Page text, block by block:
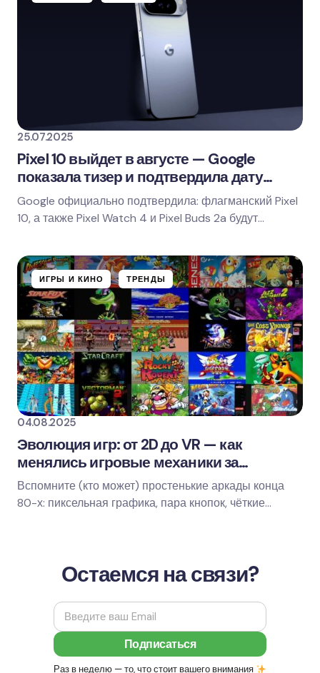
25.07.2025
Pixel 10 выйдет в августе — Google
показала тизер и подтвердила дату
презентации
Google официально подтвердила: флагманский Pixel
10, а также Pixel Watch 4 и Pixel Buds 2a будут
ИГРЫ И КИНО ТРЕНДЫ
04.08.2025
Эволюция игр: от 2D до VR — как
менялись игровые механики за
последние десятилетия
Вспомните (кто может) простенькие аркады конца
80-х: пиксельная графика, пара кнопок, чёткие
Остаемся на связи?
Раз в неделю — то, что стоит вашего внимания